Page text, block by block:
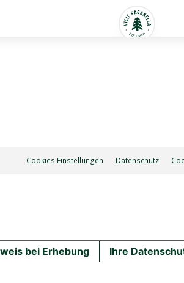
Cookies Einstellungen Datenschutz
bei Erhebung Ihre